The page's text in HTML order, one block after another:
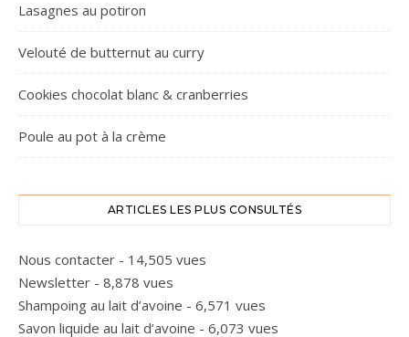
Lasagnes au potiron
Velouté de butternut au curry
Cookies chocolat blanc & cranberries
Poule au pot à la crème
ARTICLES LES PLUS CONSULTÉS
Nous contacter - 14,505 vues
Newsletter - 8,878 vues
Shampoing au lait d’avoine - 6,571 vues
Savon liquide au lait d’avoine - 6,073 vues